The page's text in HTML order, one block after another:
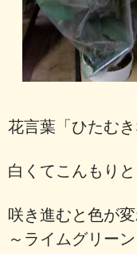
花言葉「ひたむ
白くてこんもり
咲き進むと色が
～ライムグリーン